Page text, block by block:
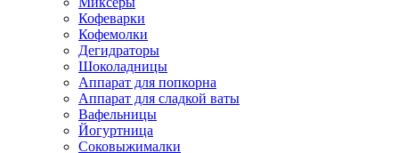
Кофеварки
Кофемолки
Дегидраторы
Шоколадницы
Аппарат для попкорна
Аппарат для сладкой ваты
Вафельницы
Йогуртница
Соковыжималки